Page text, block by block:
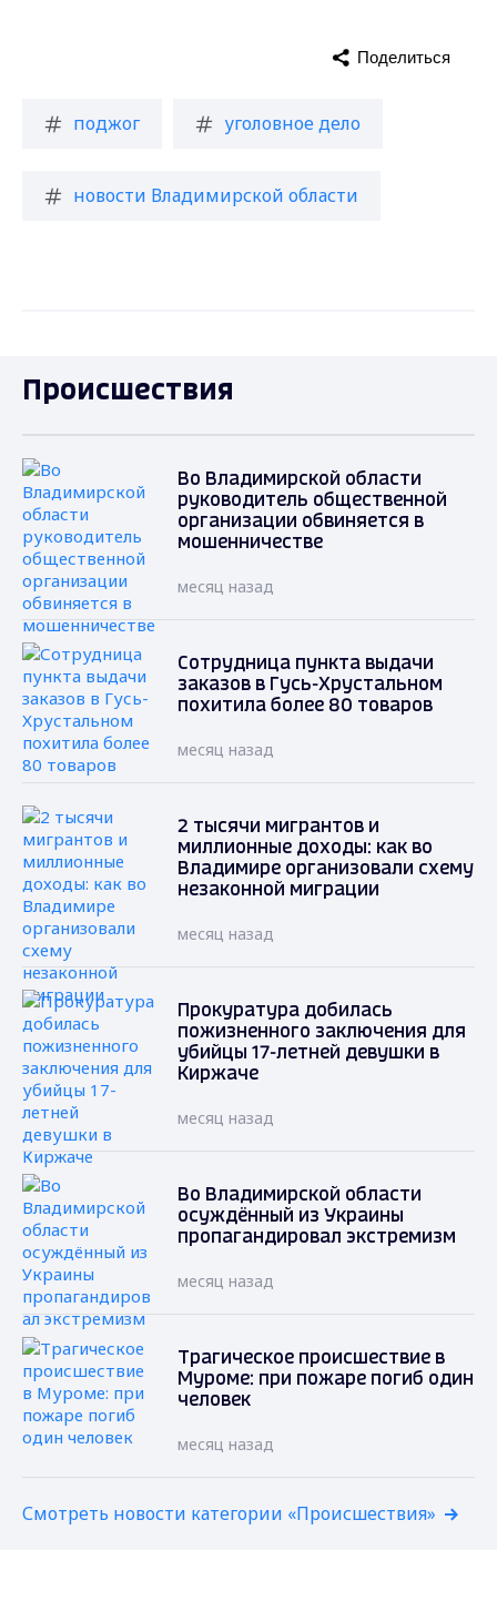
поджог уголовное дело
новости Владимирской области
Поделиться
Происшествия
Во Владимирской области
руководитель общественной
организации обвиняется в
мошенничестве
месяц назад
Сотрудница пункта выдачи
заказов в Гусь-Хрустальном
похитила более 80 товаров
месяц назад
2 тысячи мигрантов и
миллионные доходы: как во
Владимире организовали схему
незаконной миграции
месяц назад
Прокуратура добилась
пожизненного заключения для
убийцы 17-летней девушки в
Киржаче
месяц назад
Во Владимирской области
осуждённый из Украины
пропагандировал экстремизм
месяц назад
Трагическое происшествие в
Муроме: при пожаре погиб один
человек
месяц назад
Смотреть новости категории «Происшествия»